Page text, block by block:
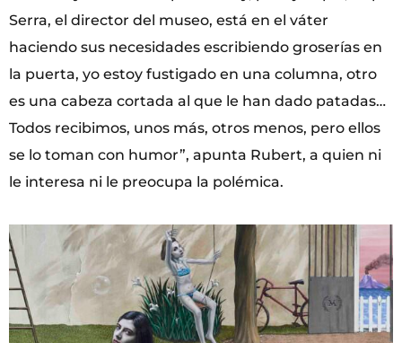
Serra, el director del museo, está en el váter
haciendo sus necesidades escribiendo groserías en
la puerta, yo estoy fustigado en una columna, otro
es una cabeza cortada al que le han dado patadas…
Todos recibimos, unos más, otros menos, pero ellos
se lo toman con humor”, apunta Rubert, a quien ni
le interesa ni le preocupa la polémica.